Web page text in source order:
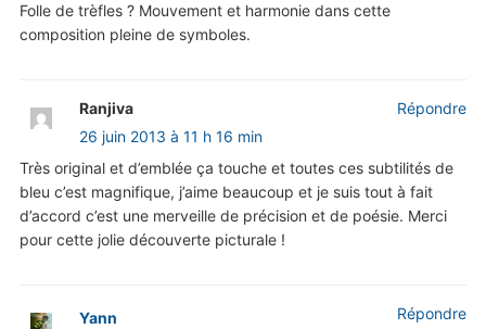
Folle de trèfles ? Mouvement et harmonie dans cette
composition pleine de symboles.
Ranjiva
26 juin 2013 à 11 h 16 min
Très original et d’emblée ça touche et toutes ces subtilités de
bleu c’est magnifique, j’aime beaucoup et je suis tout à fait
d’accord c’est une merveille de précision et de poésie. Merci
pour cette jolie découverte picturale !
Répondre
Yann
Répondre